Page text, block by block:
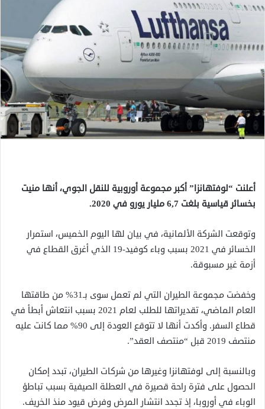
أعلنت “لوفتهانزا” أكبر مجموعة أوروبية للنقل الجوي، أنها منيت
بخسائر قياسية بلغت 6,7 مليار يورو في 2020.
وتوقعت الشركة الألمانية، في بيان لها اليوم الخميس، استمرار
الخسائر في 2021 بسبب وباء كوفيد-19 الذي أغرق القطاع في
أزمة غير مسبوقة.
وخفضت مجموعة الطيران التي لم تعمل سوى بـ31% من طاقتها
العام الماضي، تقديراتها للطلب لعام 2021 بسبب انتعاش أبطأ في
قطاع السفر. وأكدت أنها لا تتوقع العودة إلى 90% مما كانت عليه
منتصف 2019 قبل “منتصف العقد”.
وبالنسبة إلى لوفتهانزا وغيرها من شركات الطيران، تبدد إمكان
الحصول على فترة راحة قصيرة في العطلة الصيفية بسبب تباطؤ
الوباء في أوروبا، إذ تجدد انتشار المرض وفرض قيود منذ الخريف.